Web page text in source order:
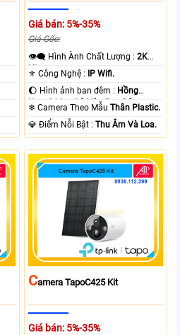
Giá bán: 5%-35%
Giá Gốc:
👁️‍🗨 Hình Ành Chất Lượng :2K
Lite .
⚜️ Công Nghệ : IP Wifi.
🌔 Hình ảnh ban đêm : Hồng
Ngoại 10m Có Màu Ban Ðêm.
❄ Camera Theo MẫuThân Plastic.
️💎 Điểm Nỗi Bật :Thu Âm Và Loa.
CAmera TapoC425 Kit
Giá bán: 5%-35%